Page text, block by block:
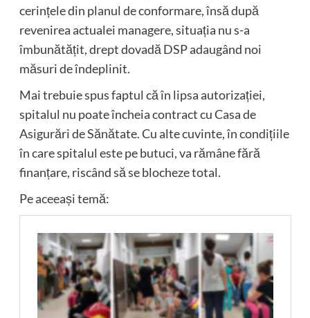
cerințele din planul de conformare, însă după
revenirea actualei managere, situația nu s-a
îmbunătățit, drept dovadă DSP adaugând noi
măsuri de îndeplinit.
Mai trebuie spus faptul că în lipsa autorizației,
spitalul nu poate încheia contract cu Casa de
Asigurări de Sănătate. Cu alte cuvinte, în condițiile
în care spitalul este pe butuci, va rămâne fără
finanțare, riscând să se blocheze total.
Pe aceeași temă: